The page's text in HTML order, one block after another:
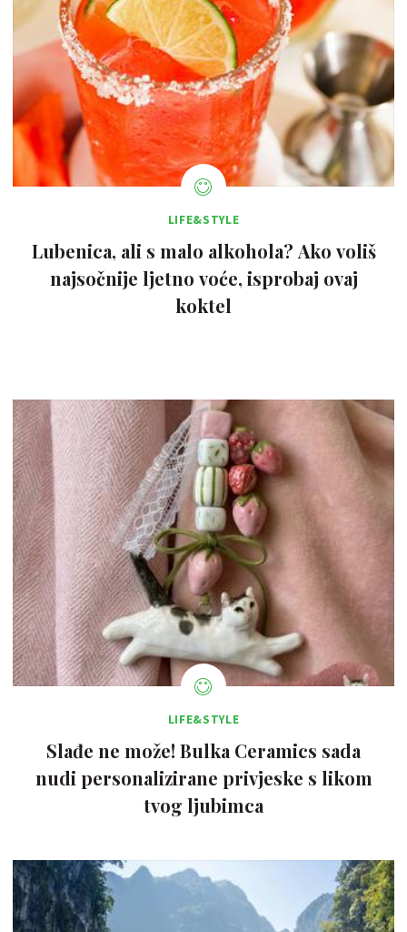
LIFE&STYLE
Lubenica, ali s malo alkohola? Ako voliš
najsočnije ljetno voće, isprobaj ovaj
koktel
LIFE&STYLE
Slađe ne može! Bulka Ceramics sada
nudi personalizirane privjeske s likom
tvog ljubimca